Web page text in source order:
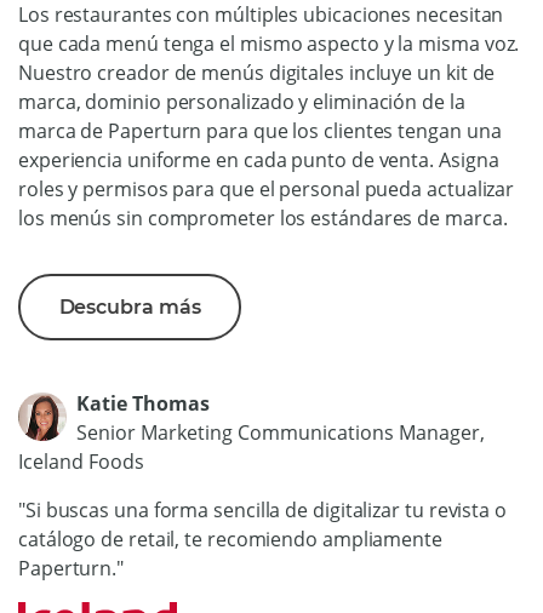
Los restaurantes con múltiples ubicaciones necesitan
que cada menú tenga el mismo aspecto y la misma voz.
Nuestro creador de menús digitales incluye un kit de
marca, dominio personalizado y eliminación de la
marca de Paperturn para que los clientes tengan una
experiencia uniforme en cada punto de venta. Asigna
roles y permisos para que el personal pueda actualizar
los menús sin comprometer los estándares de marca.
Descubra más
Katie Thomas
Senior Marketing Communications Manager,
Iceland Foods
"Si buscas una forma sencilla de digitalizar tu revista o
catálogo de retail, te recomiendo ampliamente
Paperturn."